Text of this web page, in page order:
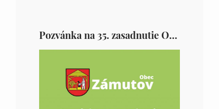
Pozvánka na 35. zasadnutie OZ v Zámutove